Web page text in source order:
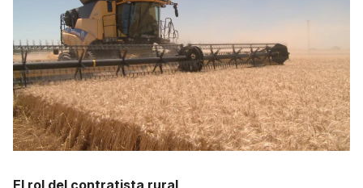
El rol del contratista rural